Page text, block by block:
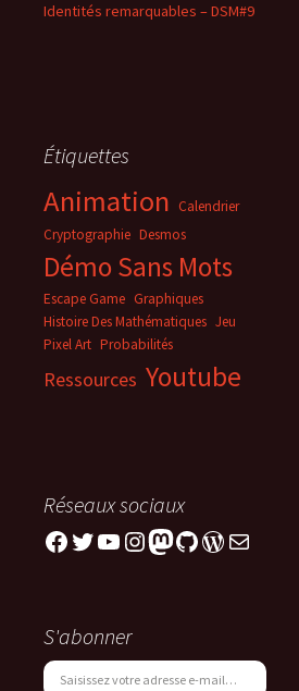
Identités remarquables – DSM#9
Étiquettes
Animation Calendrier
Cryptographie Desmos
Démo Sans Mots
Escape Game Graphiques
Histoire Des Mathématiques Jeu
Pixel Art Probabilités
Ressources Youtube
Réseaux sociaux
Facebook
Twitter
YouTube
Instagram
Mastodon
GitHub
WordPress
E-mail
S'abonner
Saisissez votre adresse e-mail…